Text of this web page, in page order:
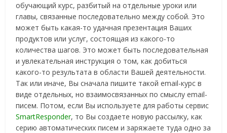
обучающий курс, разбитый на отдельные уроки или
главы, связанные последовательно между собой. Это
может быть какая-то удачная презентация Ваших
продуктов или услуг, состоящая из какого-то
количества шагов. Это может быть последовательная
и увлекательная инструкция о том, как добиться
какого-то результата в области Вашей деятельности.
Так или иначе, Вы сначала пишите такой email-курс в
виде отдельных, но взаимосвязанных по смыслу email-
писем. Потом, если Вы используете для работы сервис
SmartResponder, то Вы создаете новую рассылку, как
серию автоматических писем и заряжаете туда одно за